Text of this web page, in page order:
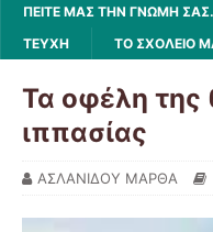
ΠΕΊΤΕ ΜΑΣ ΤΗΝ ΓΝΏΜΗ
ΤΕΥΧΗ
ΤΟ ΣΧΟΛΕΙΟ
Τα οφέλη της
ιππασίας
ΑΣΛΑΝΙΔΟΥ ΜΑΡΘΑ